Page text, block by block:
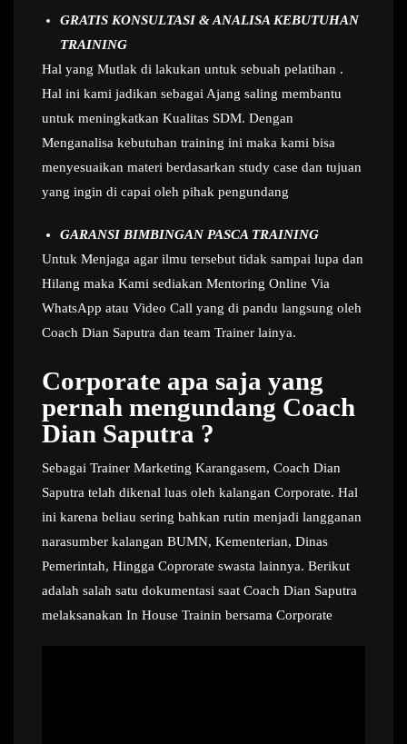
GRATIS KONSULTASI & ANALISA KEBUTUHAN
TRAINING
Hal yang Mutlak di lakukan untuk sebuah pelatihan .
Hal ini kami jadikan sebagai Ajang saling membantu
untuk meningkatkan Kualitas SDM. Dengan
Menganalisa kebutuhan training ini maka kami bisa
menyesuaikan materi berdasarkan study case dan tujuan
yang ingin di capai oleh pihak pengundang
GARANSI BIMBINGAN PASCA TRAINING
Untuk Menjaga agar ilmu tersebut tidak sampai lupa dan
Hilang maka Kami sediakan Mentoring Online Via
WhatsApp atau Video Call yang di pandu langsung oleh
Coach Dian Saputra dan team Trainer lainya.
Corporate apa saja yang
pernah mengundang Coach
Dian Saputra ?
Sebagai Trainer Marketing Karangasem, Coach Dian
Saputra telah dikenal luas oleh kalangan Corporate. Hal
ini karena beliau sering bahkan rutin menjadi langganan
narasumber kalangan BUMN, Kementerian, Dinas
Pemerintah, Hingga Coprorate swasta lainnya. Berikut
adalah salah satu dokumentasi saat Coach Dian Saputra
melaksanakan In House Trainin bersama Corporate